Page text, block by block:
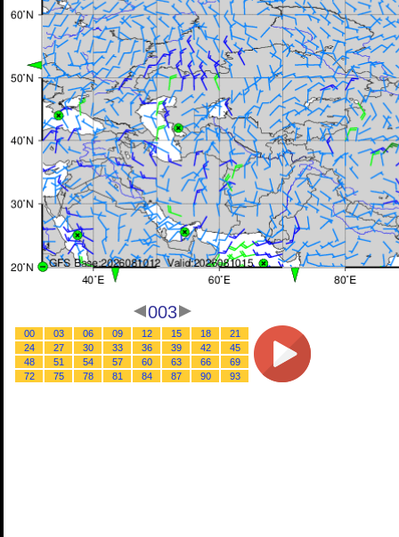
003
00 03 06 09 12 15 18
21
24
27 30 33 36 39 42
45
48
51 54 57 60 63 66
69
72
75 78 81 84 87 90 93